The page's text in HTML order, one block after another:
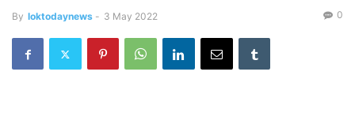
By loktodaynews - 3 May 2022 0